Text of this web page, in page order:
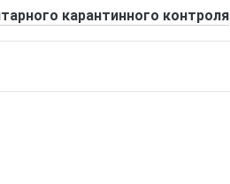
карантинного контроля